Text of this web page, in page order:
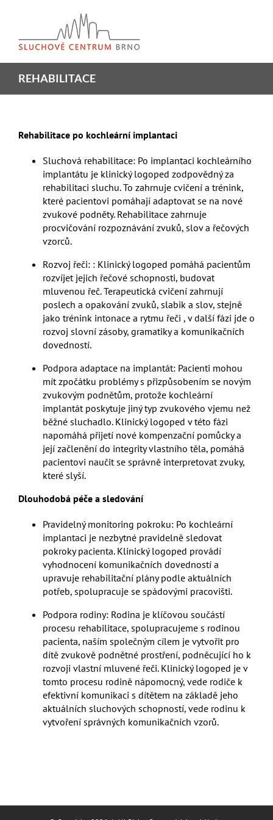
REHABILITACE
Rehabilitace po kochleární implantaci
Sluchová rehabilitace: Po implantaci kochleárního
implantátu je klinický logoped zodpovědný za
rehabilitaci sluchu. To zahrnuje cvičení a trénink,
které pacientovi pomáhají adaptovat se na nové
zvukové podněty. Rehabilitace zahrnuje
procvičování rozpoznávání zvuků, slov a řečových
vzorců.
Rozvoj řeči: : Klinický logoped pomáhá pacientům
rozvíjet jejich řečové schopnosti, budovat
mluvenou řeč. Terapeutická cvičení zahrnují
poslech a opakování zvuků, slabik a slov, stejně
jako trénink intonace a rytmu řeči , v další fázi jde o
rozvoj slovní zásoby, gramatiky a komunikačních
dovedností.
Podpora adaptace na implantát: Pacienti mohou
mít zpočátku problémy s přizpůsobením se novým
zvukovým podnětům, protože kochleární
implantát poskytuje jiný typ zvukového vjemu než
běžné sluchadlo. Klinický logoped v této fázi
napomáhá přijetí nové kompenzační pomůcky a
její začlenění do integrity vlastního těla, pomáhá
pacientovi naučit se správně interpretovat zvuky,
které slyší.
Dlouhodobá péče a sledování
Pravidelný monitoring pokroku: Po kochleární
implantaci je nezbytné pravidelně sledovat
pokroky pacienta. Klinický logoped provádí
vyhodnocení komunikačních dovedností a
upravuje rehabilitační plány podle aktuálních
potřeb, spolupracuje se spádovými pracovišti.
Podpora rodiny: Rodina je klíčovou součástí
procesu rehabilitace, spolupracujeme s rodinou
pacienta, naším společným cílem je vytvořit pro
dítě zvukově podnětné prostření, podněcující ho k
rozvoji vlastní mluvené řeči. Klinický logoped je v
tomto procesu rodině nápomocný, vede rodiče k
efektivní komunikaci s dítětem na základě jeho
aktuálních sluchových schopností, vede rodinu k
vytvoření správných komunikačních vzorů.